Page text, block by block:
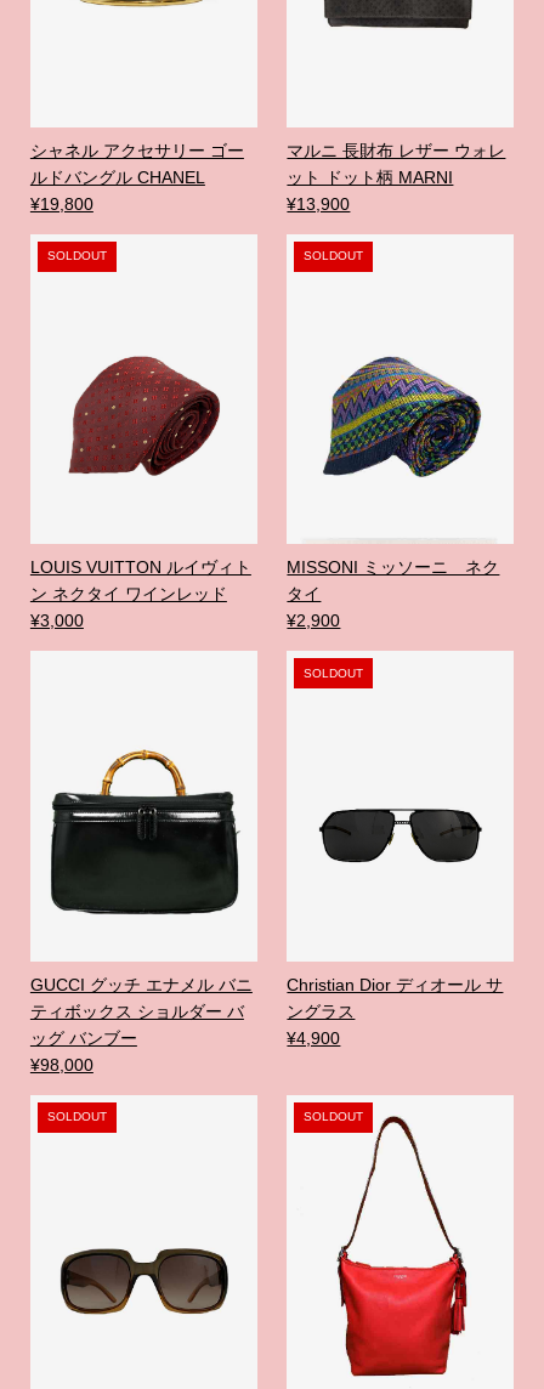
シャネル アクセサリー ゴー
ルドバングル CHANEL
¥19,800
マルニ 長財布 レザー ウォレ
ット ドット柄 MARNI
¥13,900
SOLDOUT
LOUIS VUITTON ルイヴィト
ン ネクタイ ワインレッド
¥3,000
SOLDOUT
MISSONI ミッソーニ ネク
タイ
¥2,900
GUCCI グッチ エナメル バニ
ティボックス ショルダー バ
ッグ バンブー
¥98,000
SOLDOUT
Christian Dior ディオール サ
ングラス
¥4,900
SOLDOUT SOLDOUT